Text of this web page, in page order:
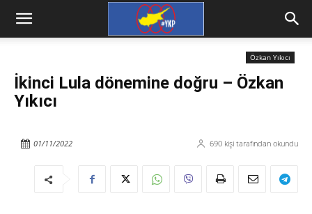
Özkan Yıkıcı
İkinci Lula dönemine doğru – Özkan
Yıkıcı
690 kişi tarafından okundu
01/11/2022